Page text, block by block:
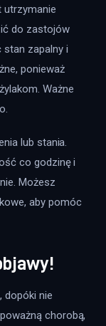
utrzymanie
do zastojów
stan zapalny i
ponieważ
Ważne
lub stania.
co godzinę i
Możesz
aby pomóc
dopóki nie
chorobą,